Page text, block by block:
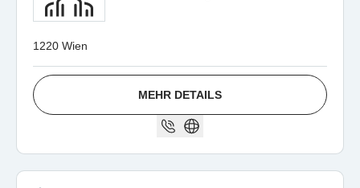
1220 Wien
MEHR DETAILS